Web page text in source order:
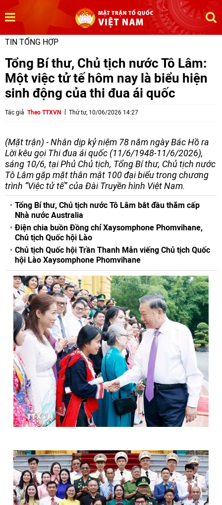
TIN TỔNG HỢP
Tổng Bí thư, Chủ tịch nước Tô Lâm:
Một việc tử tế hôm nay là biểu hiện
sinh động của thi đua ái quốc
Tác giả Theo TTXVN Thứ tư, 10/06/2026 14:27
(Mặt trận) - Nhân dịp kỷ niệm 78 năm ngày Bác Hồ ra
Lời kêu gọi Thi đua ái quốc (11/6/1948-11/6/2026),
sáng 10/6, tại Phủ Chủ tịch, Tổng Bí thư, Chủ tịch nước
Tô Lâm gặp mặt thân mật 100 đại biểu trong chương
trình “Việc tử tế” của Đài Truyền hình Việt Nam.
Tổng Bí thư, Chủ tịch nước Tô Lâm bắt đầu thăm cấp
Nhà nước Australia
Điện chia buồn Đồng chí Xaysomphone Phomvihane,
Chủ tịch Quốc hội Lào
Chủ tịch Quốc hội Trần Thanh Mẫn viếng Chủ tịch Quốc
hội Lào Xaysomphone Phomvihane